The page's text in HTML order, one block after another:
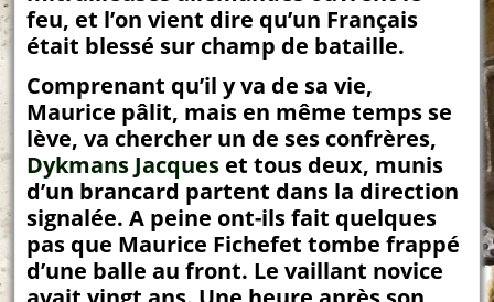
feu, et l’on vient dire qu’un Français
était blessé sur champ de bataille.
Comprenant qu’il y va de sa vie,
Maurice pâlit, mais en même temps se
lève, va chercher un de ses confrères,
Dykmans Jacques et tous deux, munis
d’un brancard partent dans la direction
signalée. A peine ont-ils fait quelques
pas que Maurice Fichefet tombe frappé
d’une balle au front. Le vaillant novice